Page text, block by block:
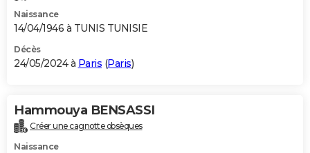
Naissance
14/04/1946 à TUNIS TUNISIE
Décès
24/05/2024 à Paris (Paris)
Hammouya BENSASSI
Créer une cagnotte obsèques
Naissance